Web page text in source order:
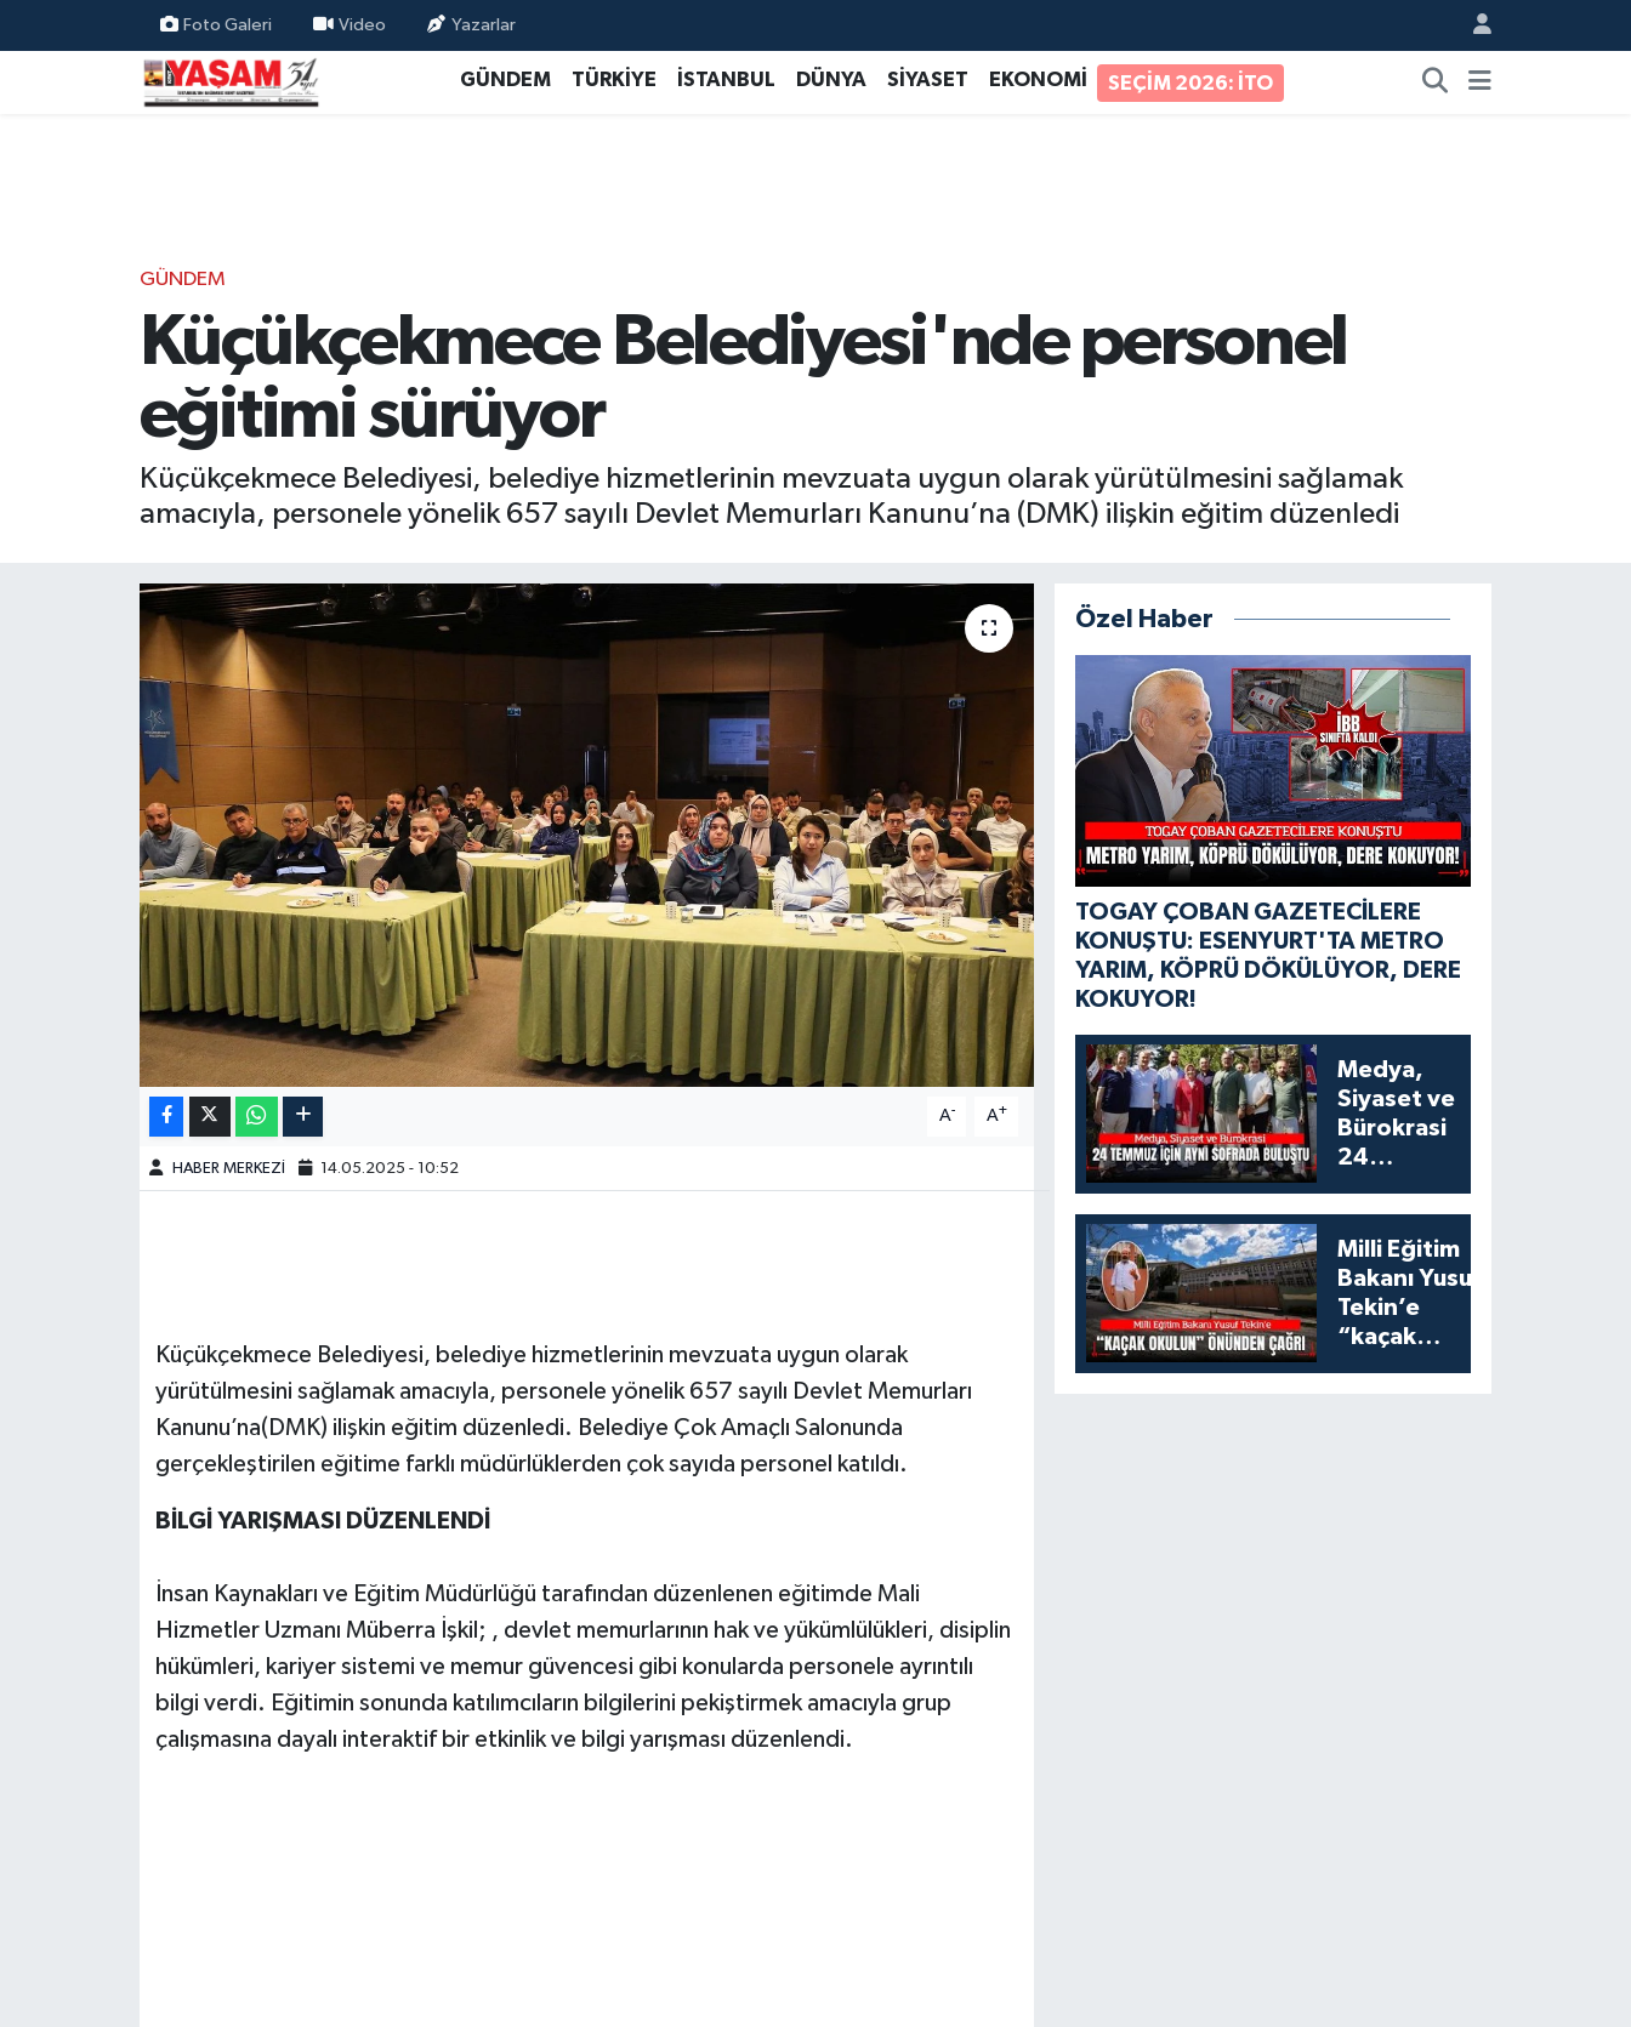
Foto Galeri Video Yazarlar
GÜNDEM TÜRKİYE İSTANBUL DÜNYA SİYASET EKONOMİ SEÇİM 2026: İTO
GÜNDEM
Küçükçekmece Belediyesi'nde personel
eğitimi sürüyor
Küçükçekmece Belediyesi, belediye hizmetlerinin mevzuata uygun olarak yürütülmesini sağlamak
amacıyla, personele yönelik 657 sayılı Devlet Memurları Kanunu’na (DMK) ilişkin eğitim düzenledi
A- A+
HABER MERKEZİ 14.05.2025 - 10:52
Küçükçekmece Belediyesi, belediye hizmetlerinin mevzuata uygun olarak
yürütülmesini sağlamak amacıyla, personele yönelik 657 sayılı Devlet Memurları
Kanunu’na(DMK) ilişkin eğitim düzenledi. Belediye Çok Amaçlı Salonunda
gerçekleştirilen eğitime farklı müdürlüklerden çok sayıda personel katıldı.
BİLGİ YARIŞMASI DÜZENLENDİ
İnsan Kaynakları ve Eğitim Müdürlüğü tarafından düzenlenen eğitimde Mali
Hizmetler Uzmanı Müberra İşkil; , devlet memurlarının hak ve yükümlülükleri, disiplin
hükümleri, kariyer sistemi ve memur güvencesi gibi konularda personele ayrıntılı
bilgi verdi. Eğitimin sonunda katılımcıların bilgilerini pekiştirmek amacıyla grup
çalışmasına dayalı interaktif bir etkinlik ve bilgi yarışması düzenlendi.
Özel Haber
TOGAY ÇOBAN GAZETECİLERE
KONUŞTU: ESENYURT'TA METRO
YARIM, KÖPRÜ DÖKÜLÜYOR, DERE
KOKUYOR!
Medya,
Siyaset ve
Bürokrasi
24
İçin Aynı
Sofrada
Buluştu
Milli Eğitim
Bakanı Yusuf
Tekin’e
“kaçak